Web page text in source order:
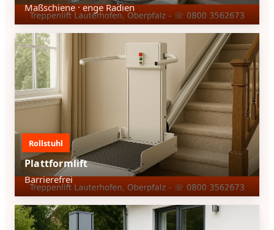
Maßschiene · enge Radien
Rollstuhl
Plattformlift
Barrierefrei